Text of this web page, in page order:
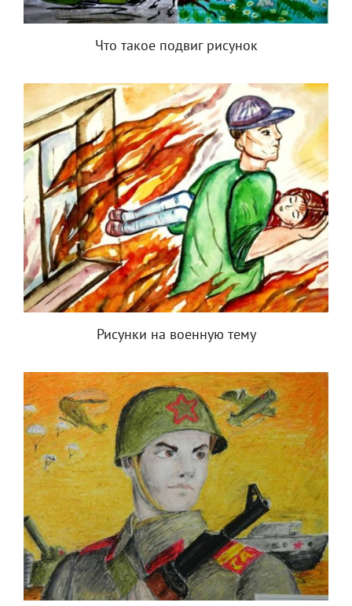
Что такое подвиг рисунок
Рисунки на военную тему